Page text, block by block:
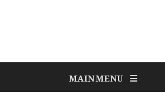
MAIN MENU